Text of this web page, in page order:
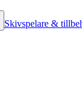
Skivspelare &